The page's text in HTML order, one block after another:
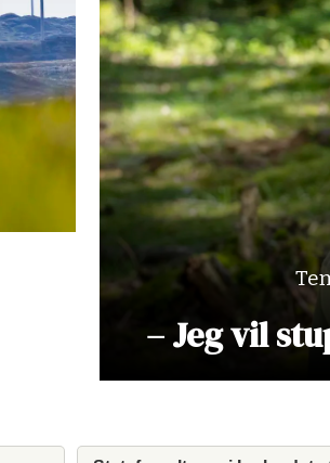
– Jeg vil